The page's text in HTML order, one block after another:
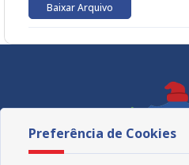
Baixar Arquivo
Preferência de Cookies